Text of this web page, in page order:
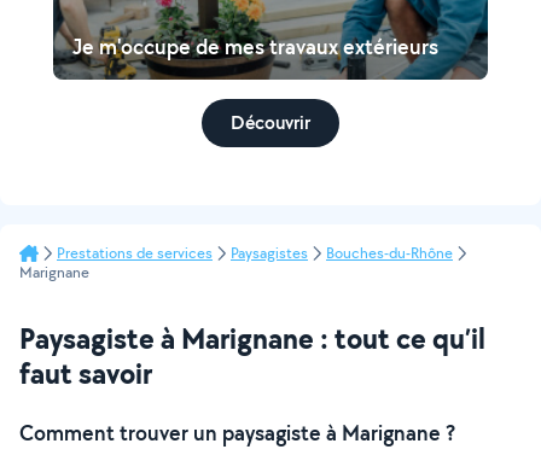
Je m'occupe de mes travaux extérieurs
Découvrir
Prestations de services Paysagistes
Bouches-du-Rhône
Marignane
Paysagiste à Marignane : tout ce qu’il
faut savoir
Comment trouver un paysagiste à Marignane ?